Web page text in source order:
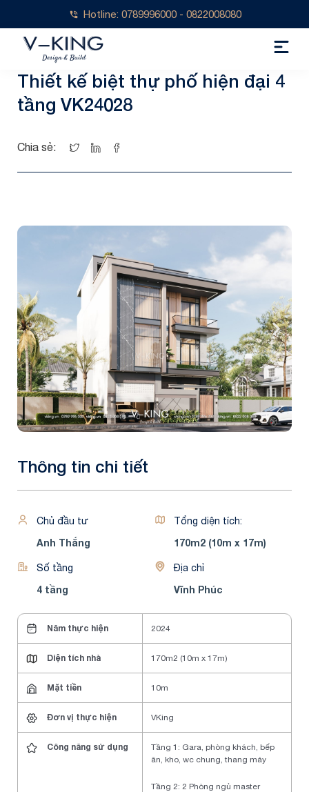
Hotline: 0789996000 - 0822008080
Thiết kế biệt thự phố hiện đại 4
tầng VK24028
Chia sẻ:
Thông tin chi tiết
Chủ đầu tư
Anh Thắng
Tổng diện tích:
170m2 (10m x 17m)
Số tầng
4 tầng
Địa chỉ
Vĩnh Phúc
Năm thực hiện 2024
Diện tích nhà 170m2 (10m x 17m)
Mặt tiền 10m
Đơn vị thực hiện VKing
Công năng sử dụng
Tầng 1: Gara, phòng khách, bếp
ăn, kho, wc chung, thang máy
Tầng 2: 2 Phòng ngủ master